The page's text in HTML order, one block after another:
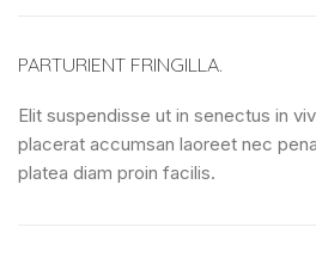
PARTURIENT FRINGILLA.
Elit suspendisse ut in senectus in
placerat accumsan laoreet nec
platea diam proin facilis.